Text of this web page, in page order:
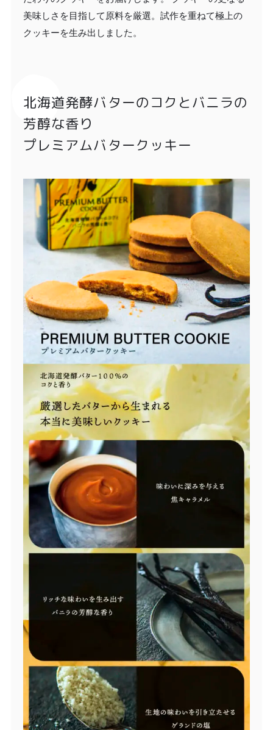
美味しさを目指して原料を厳選。試作を重ねて極上の
クッキーを生み出しました。
北海道発酵バターのコクとバニラの
芳醇な香り
プレミアムバタークッキー